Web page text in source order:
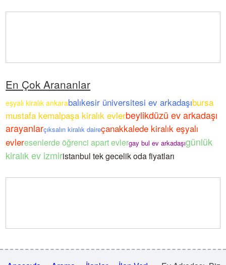
En Çok Arananlar
eşyalı kiralık ankarabalıkesir üniversitesi ev arkadaşıbursa
mustafa kemalpaşa kiralık evlerbeylikdüzü ev arkadaşı
arayanlarçıksalın kiralık daireçanakkalede kiralık eşyalı
evleresenlerde öğrenci apart evlergay bul ev arkadaşıgünlük
kiralık ev izmiristanbul tek gecelik oda fiyatları